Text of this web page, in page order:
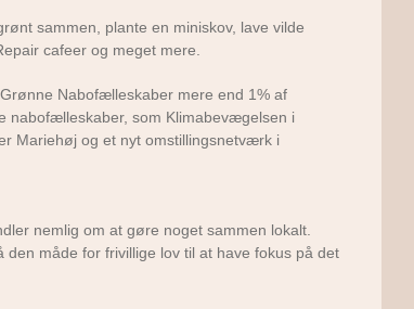
sammen, plante en miniskov, lave vilde
cafeer og meget mere.
Nabofælleskaber mere end 1% af
nabofælleskaber, som Klimabevægelsen i
Mariehøj og et nyt omstillingsnetværk i
nemlig om at gøre noget sammen lokalt.
måde for frivillige lov til at have fokus på det